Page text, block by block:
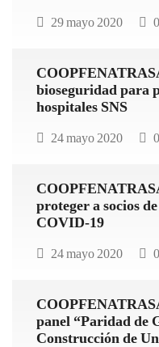
29 mayo 2020
bioseguridad para
hospitales SNS
24 mayo 2020
proteger a socios
COVID-19
24 mayo 2020
panel “Paridad de
Construcción de